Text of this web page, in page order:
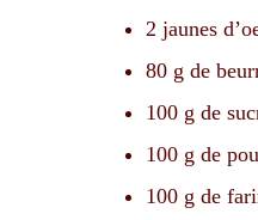
2 jaunes
80 g de
100 g de
100 g de
100 g de